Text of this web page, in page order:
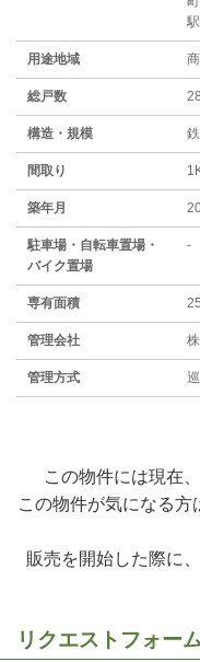
用途地域
総戸数
構造・規模
間取り
築年月
駐⾞場・⾃転⾞置場・
バイク置場
-
専有面積
管理会社
管理方式
この物件には現在
この物件が気になる方
販売を開始した際に
リクエストフォー